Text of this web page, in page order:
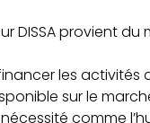
DISSA provient
les activités
sur le
comme